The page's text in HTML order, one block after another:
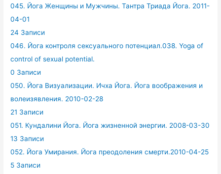
045. Йога Женщины и Мужчины. Тантра Триада Йога. 2011-
04-01
24 Записи
046. Йога контроля сексуального потенциал.038. Yoga of
control of sexual potential.
0 Записи
050. Йога Визуализации. Ичха Йога. Йога воображения и
волеизявления. 2010-02-28
21 Записи
051. Кундалини Йога. Йога жизненной энергии. 2008-03-30
13 Записи
052. Йога Умирания. Йога преодоления смерти.2010-04-25
5 Записи